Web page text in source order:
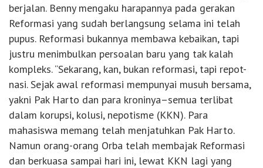
berjalan. Benny mengaku harapannya pada gerakan
Reformasi yang sudah berlangsung selama ini telah
pupus. Reformasi bukannya membawa kebaikan, tapi
justru menimbulkan persoalan baru yang tak kalah
kompleks. “Sekarang, kan, bukan reformasi, tapi repot-
nasi. Sejak awal reformasi mempunyai musuh bersama,
yakni Pak Harto dan para kroninya–semua terlibat
dalam korupsi, kolusi, nepotisme (KKN). Para
mahasiswa memang telah menjatuhkan Pak Harto.
Namun orang-orang Orba telah membajak Reformasi
dan berkuasa sampai hari ini, lewat KKN lagi yang